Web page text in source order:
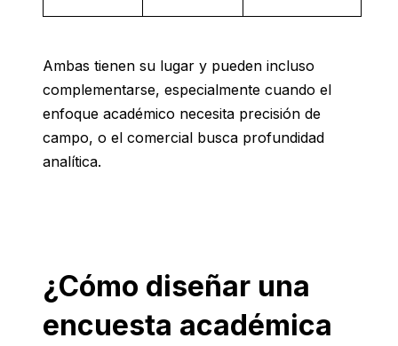
Ambas tienen su lugar y pueden incluso
complementarse, especialmente cuando el
enfoque académico necesita precisión de
campo, o el comercial busca profundidad
analítica.
¿Cómo diseñar una
encuesta académica